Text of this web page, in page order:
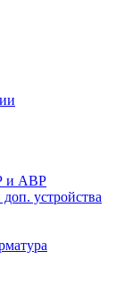
и АВР
устройства